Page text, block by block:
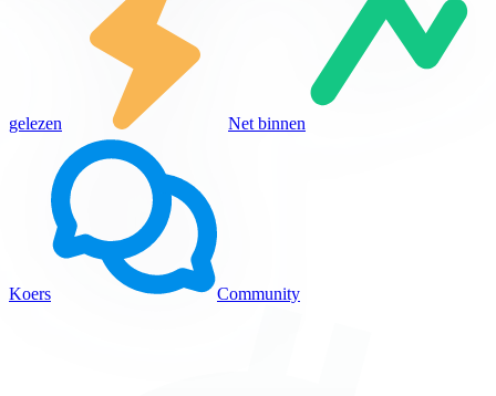
gelezen Net binnen
Koers Community